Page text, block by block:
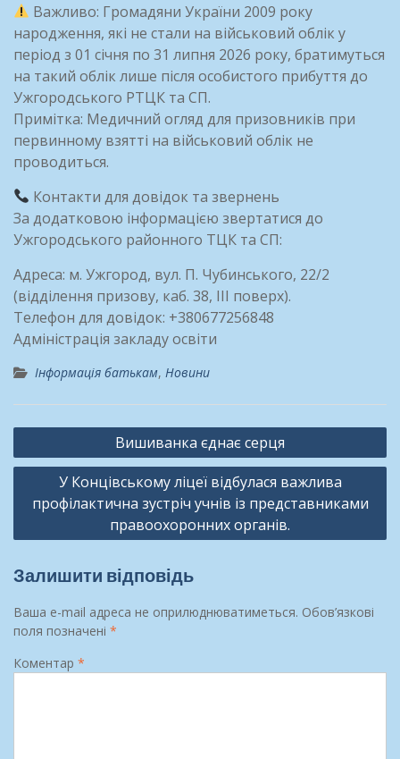
Важливо: Громадяни України 2009 року
народження, які не стали на військовий облік у
період з 01 січня по 31 липня 2026 року, братимуться
на такий облік лише після особистого прибуття до
Ужгородського РТЦК та СП.
Примітка: Медичний огляд для призовників при
первинному взятті на військовий облік не
проводиться.
Контакти для довідок та звернень
За додатковою інформацією звертатися до
Ужгородського районного ТЦК та СП:
Адреса: м. Ужгород, вул. П. Чубинського, 22/2
(відділення призову, каб. 38, III поверх).
Телефон для довідок: +380677256848
Адміністрація закладу освіти
Інформація батькам, Новини
Навігація
записів
Вишиванка єднає серця
У Концівському ліцеї відбулася важлива
профілактична зустріч учнів із представниками
правоохоронних органів.
Залишити відповідь
Ваша e-mail адреса не оприлюднюватиметься. Обов’язкові
поля позначені *
Коментар *